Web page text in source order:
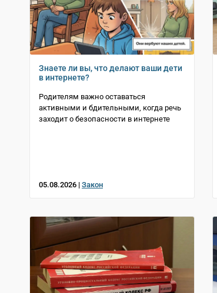
Знаете ли вы, что делают ваши дети
в интернете?
Родителям важно оставаться
активными и бдительными, когда речь
заходит о безопасности в интернете
05.08.2026 | Закон